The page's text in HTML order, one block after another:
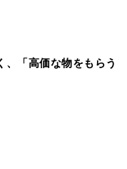
、「高価な物をもらう